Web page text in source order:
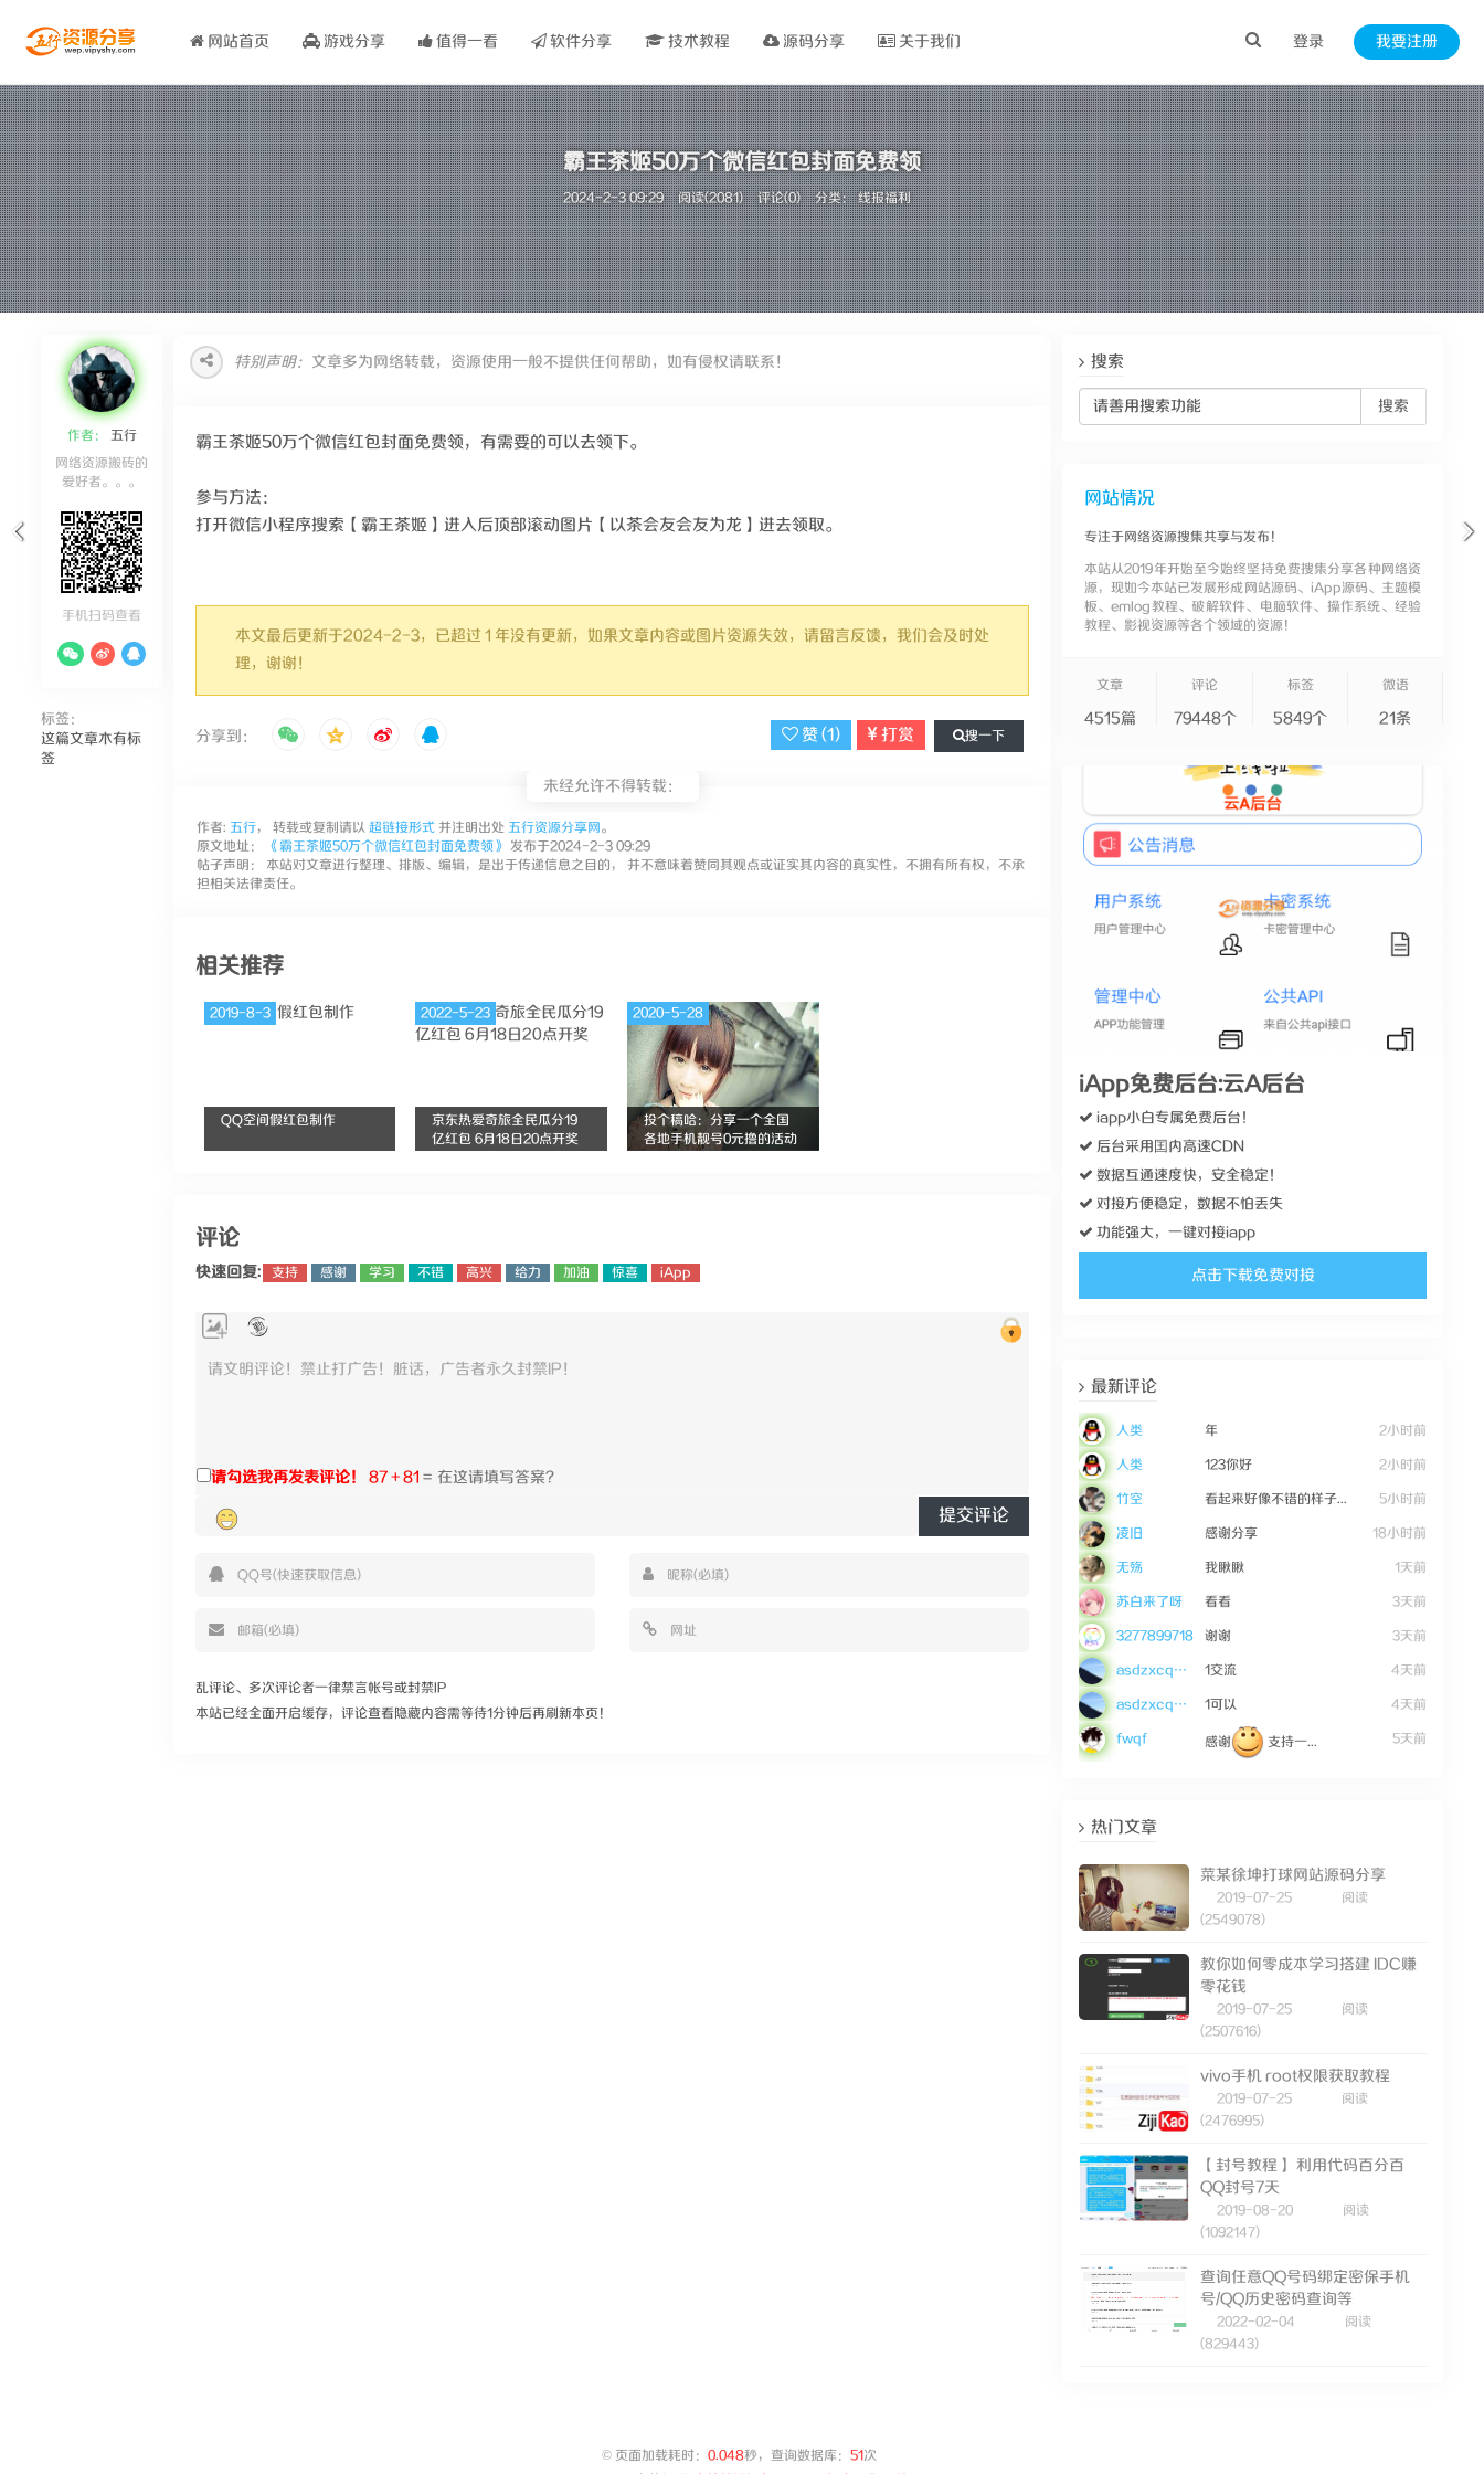
登录 我要注册
网站首页 游戏分享 值得一看 软件分享 技术教程 源码分享 关于我们
霸王茶姬50万个微信红包封面免费领
2024-2-3 09:29 阅读(2081) 评论(0) 分类：线报福利
作者：
五行
网络资源搬砖的
爱好者。。。
手机扫码查看
标签：
这篇文章木有标
签
特别声明： 文章多为网络转载，资源使用一般不提供任何帮助，如有侵权请联系！
霸王茶姬50万个微信红包封面免费领，有需要的可以去领下。
参与方法：
打开微信小程序搜索【霸王茶姬】进入后顶部滚动图片【以茶会友会友为龙】进去领取。
本文最后更新于2024-2-3，已超过 1 年没有更新，如果文章内容或图片资源失效，请留言反馈，我们会及时处
理，谢谢！
分享到： 赞 (1 ) 打赏 搜一下
未经允许不得转载：
作者: 五行， 转载或复制请以 超链接形式 并注明出处 五行资源分享网。
原文地址：
《霸王茶姬50万个微信红包封面免费领》 发布于2024-2-3 09:29
帖子声明： 本站对文章进行整理、排版、编辑，是出于传递信息之目的， 并不意味着赞同其观点或证实其内容的真实性，不拥有所有权，不承
担相关法律责任。
相关推荐
QQ空间假红包制作
2019-8-3
京东热爱奇旅全民瓜分19
亿红包 6月18日20点开奖
2022-5-23
投个稿哈：分享一个全国
各地手机靓号0元撸的活动
2020-5-28
评论
快速回复: 支持 感谢 学习 不错 高兴 给力 加油 惊喜 iApp
请勾选我再发表评论！ 87 + 81 =
提交评论
乱评论、多次评论者一律禁言帐号或封禁IP
本站已经全面开启缓存，评论查看隐藏内容需等待1分钟后再刷新本页！
搜索
搜索
网站情况
专注于网络资源搜集共享与发布！
本站从2019年开始至今始终坚持免费搜集分享各种网络资
源，现如今本站已发展形成网站源码、iApp源码、主题模
板、emlog教程、破解软件、电脑软件、操作系统、经验
教程、影视资源等各个领域的资源！
文章
4515篇
评论
79448个
标签
5849个
微语
21条
iApp免费后台:云A后台
iapp小白专属免费后台！
后台采用囯内高速CDN
数据互通速度快，安全稳定！
对接方便稳定，数据不怕丢失
功能强大，一键对接iapp
点击下载免费对接
最新评论
2小时前
人类 年
2小时前
人类 123你好
5小时前
竹空 看起来好像不错的样子...
18小时前
凌旧 感谢分享
1天前
无殇 我瞅瞅
3天前
苏白来了呀 看看
3天前
3277899718 谢谢
4天前
asdzxcqwe123 1交流
4天前
asdzxcqwe123 1可以
5天前
fwqf 感谢 支持一...
热门文章
菜某徐坤打球网站源码分享
2019-07-25
阅读
(2549078)
教你如何零成本学习搭建 IDC赚
零花钱
2019-07-25
阅读
(2507616)
vivo手机 root权限获取教程
2019-07-25
阅读
(2476995)
【封号教程】 利用代码百分百
QQ封号7天
2019-08-20
阅读
(1092147)
查询任意QQ号码绑定密保手机
号/QQ历史密码查询等
2022-02-04
阅读
(829443)
© 页面加载耗时： 0.048秒，查询数据库： 51次